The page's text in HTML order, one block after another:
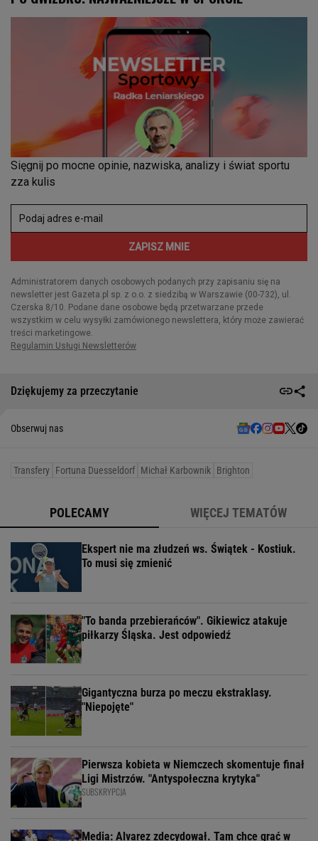
Dziękujemy za przeczytanie
Obserwuj nas
Transfery Fortuna Duesseldorf Michał Karbownik Brighton
POLECAMY WIĘCEJ TEMATÓW
Ekspert nie ma złudzeń ws. Świątek - Kostiuk.
To musi się zmienić
"To banda przebierańców". Gikiewicz atakuje
piłkarzy Śląska. Jest odpowiedź
Gigantyczna burza po meczu ekstraklasy.
"Niepojęte"
Pierwsza kobieta w Niemczech skomentuje finał
Ligi Mistrzów. "Antyspołeczna krytyka"
SUBSKRYPCJA
Media: Alvarez zdecydował. Tam chce grać w